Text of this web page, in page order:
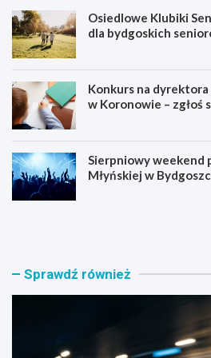
Osiedlowe Klubiki
dla bydgoskich
Konkurs na dyrektora
w Koronowie – zgłoś
Sierpniowy weekend
Młyńskiej w
B
s
O
l
Sprawdź również